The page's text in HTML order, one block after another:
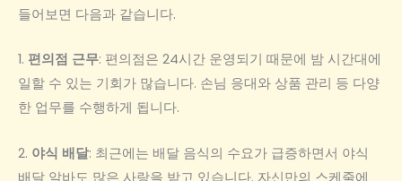
들어보면 다음과 같습니다.
1. 편의점 근무: 편의점은 24시간 운영되기 때문에 밤 시간대에
일할 수 있는 기회가 많습니다. 손님 응대와 상품 관리 등 다양
한 업무를 수행하게 됩니다.
2. 야식 배달: 최근에는 배달 음식의 수요가 급증하면서 야식
배달 알바도 많은 사랑을 받고 있습니다. 자신만의 스케줄에